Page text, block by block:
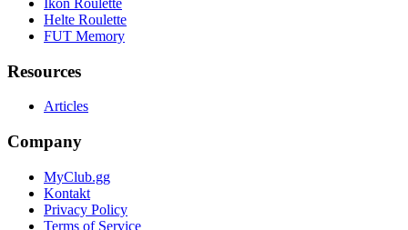
Helte Roulette
FUT Memory
Resources
Articles
Company
MyClub.gg
Kontakt
Privacy Policy
Terms of Service